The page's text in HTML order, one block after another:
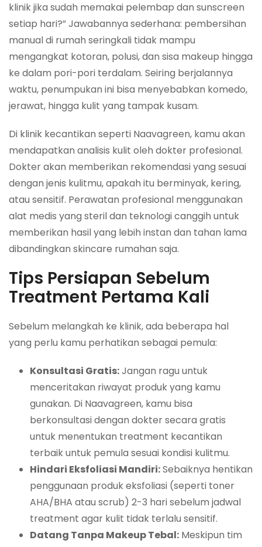
klinik jika sudah memakai pelembap dan sunscreen
setiap hari?” Jawabannya sederhana: pembersihan
manual di rumah seringkali tidak mampu
mengangkat kotoran, polusi, dan sisa makeup hingga
ke dalam pori-pori terdalam. Seiring berjalannya
waktu, penumpukan ini bisa menyebabkan komedo,
jerawat, hingga kulit yang tampak kusam.
Di klinik kecantikan seperti Naavagreen, kamu akan
mendapatkan analisis kulit oleh dokter profesional.
Dokter akan memberikan rekomendasi yang sesuai
dengan jenis kulitmu, apakah itu berminyak, kering,
atau sensitif. Perawatan profesional menggunakan
alat medis yang steril dan teknologi canggih untuk
memberikan hasil yang lebih instan dan tahan lama
dibandingkan skincare rumahan saja.
Tips Persiapan Sebelum
Treatment Pertama Kali
Sebelum melangkah ke klinik, ada beberapa hal
yang perlu kamu perhatikan sebagai pemula:
Konsultasi Gratis:Jangan ragu untuk
menceritakan riwayat produk yang kamu
gunakan. Di Naavagreen, kamu bisa
berkonsultasi dengan dokter secara gratis
untuk menentukan treatment kecantikan
terbaik untuk pemula sesuai kondisi kulitmu.
Hindari Eksfoliasi Mandiri:Sebaiknya hentikan
penggunaan produk eksfoliasi (seperti toner
AHA/BHA atau scrub) 2-3 hari sebelum jadwal
treatment agar kulit tidak terlalu sensitif.
Datang Tanpa Makeup Tebal: Meskipun tim